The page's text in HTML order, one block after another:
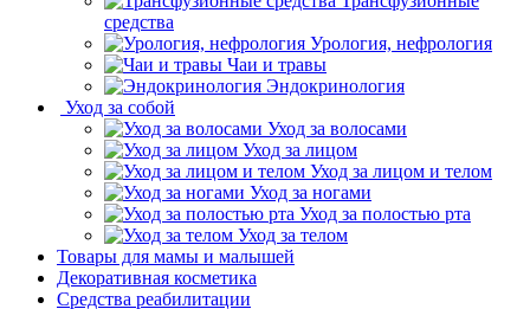
средства
Урология, нефрология
Чаи и травы
Эндокринология
Уход за собой
Уход за волосами
Уход за лицом
Уход за лицом и телом
Уход за ногами
Уход за полостью рта
Уход за телом
Товары для мамы и малышей
Декоративная косметика
Средства реабилитации